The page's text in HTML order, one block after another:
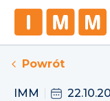
Powrót
IMM